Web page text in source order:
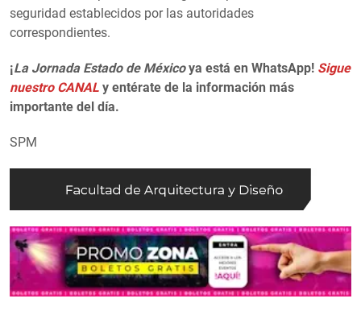
seguridad establecidos por las autoridades
correspondientes.
¡La Jornada Estado de Méxicoya está en WhatsApp! Sigue
nuestro CANAL y entérate de la información más
importante del día.
SPM